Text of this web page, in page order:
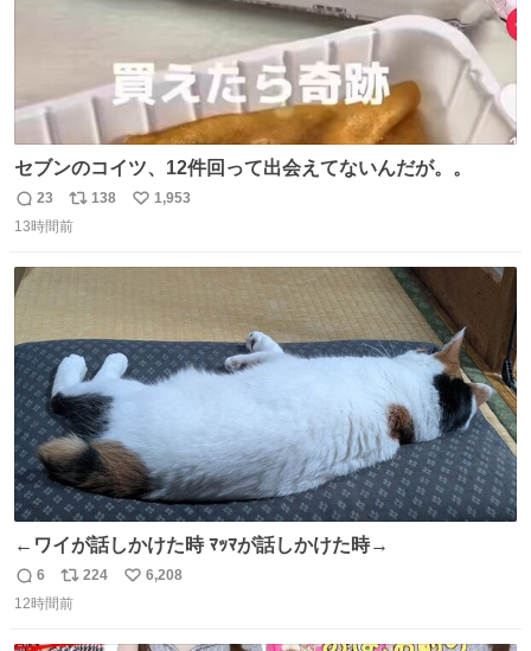
セブンのコイツ、12件回って出会えてないんだが。。
返
信
23
リ
ポ
138
い
1,953
13時間前
←ワイが話しかけた時 ﾏｯﾏが話しかけた時→
返
信
6
リ
ポ
224
い
6,208
12時間前